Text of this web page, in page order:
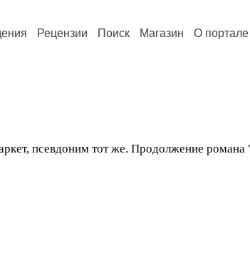
Рецензии Поиск Магазин О портале
псевдоним тот же. Продолжение романа